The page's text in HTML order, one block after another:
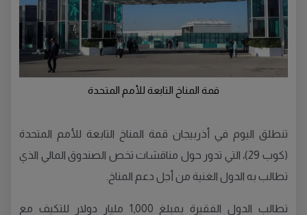
قمة المناخ التابعة للأمم المتحدة
تنطلق اليوم في أذربيجان قمة المناخ التابعة للأمم المتحدة
(كوب 29)، التي تدور حول مناقشات تخص الصندوق المالي الذي
تطالب به الدول الغنية من أجل دعم المناخ.
تطالب الدول الفقيرة بمبلغ 1,000 مليار دولار للتكيف مع